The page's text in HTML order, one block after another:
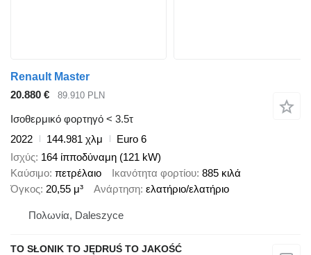
Renault Master
20.880 €
89.910 PLN
Ισοθερμικό φορτηγό < 3.5τ
2022
144.981 χλμ
Euro 6
Ισχύς 164 ίπποδύναμη (121 kW)
Καύσιμο πετρέλαιο Ικανότητα φορτίου 885 κιλά
Όγκος 20,55 μ³ Ανάρτηση ελατήριο/ελατήριο
Πολωνία, Daleszyce
TO SŁONIK TO JĘDRUŚ TO JAKOŚĆ